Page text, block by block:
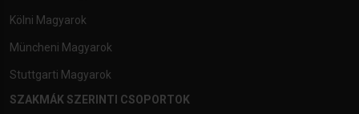
Kölni Magyarok
Müncheni Magyarok
Stuttgarti Magyarok
SZAKMÁK SZERINTI CSOPORTOK